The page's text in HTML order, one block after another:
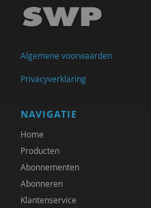
Algemene voorwaarden
Privacyverklaring
NAVIGATIE
Home
Producten
Abonnementen
Abonneren
Klantenservice